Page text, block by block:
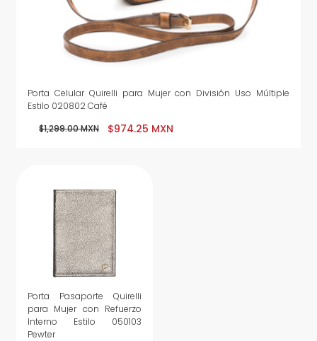
Porta Celular Quirelli para Mujer con División Uso Múltiple
Estilo 020802 Café
$1,299.00 MXN
$974.25 MXN
Porta Pasaporte Quirelli
para Mujer con Refuerzo
Interno Estilo 050103
Pewter